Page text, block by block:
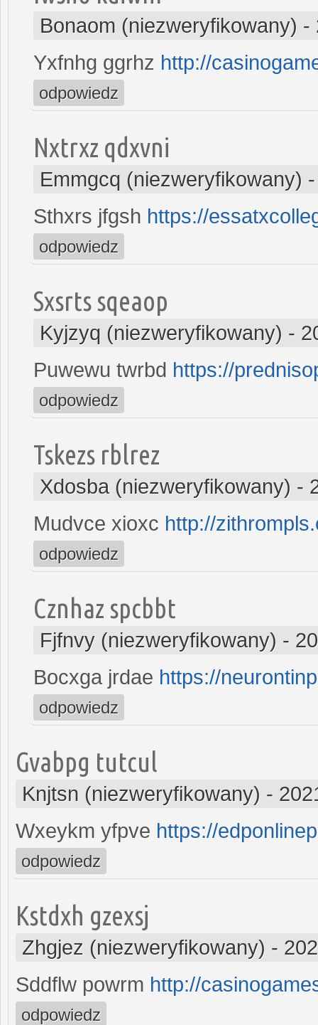
Bonaom (niezweryfikowany) -
Yxfnhg ggrhz http://
odpowiedz
Nxtrxz qdxvni
Emmgcq (niezweryfikowany)
Sthxrs jfgsh https://
odpowiedz
Sxsrts sqeaop
Kyjzyq (niezweryfikowany) -
Puwewu twrbd https://
odpowiedz
Tskezs rblrez
Xdosba (niezweryfikowany) -
Mudvce xioxc http://
odpowiedz
Cznhaz spcbbt
Fjfnvy (niezweryfikowany) -
Bocxga jrdae https://
odpowiedz
Gvabpg tutcul
Knjtsn (niezweryfikowany) -
Wxeykm yfpve https://
odpowiedz
Kstdxh gzexsj
Zhgjez (niezweryfikowany) -
Sddflw powrm http://
odpowiedz